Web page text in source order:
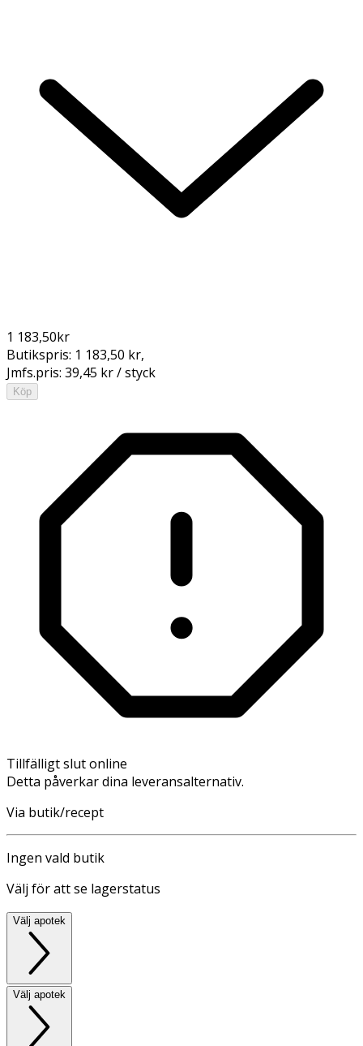
1 183,50kr
Butikspris: 1 183,50 kr,
Jmfs.pris: 39,45 kr / styck
Köp
Tillfälligt slut online
Detta påverkar dina leveransalternativ.
Via butik/recept
Ingen vald butik
Välj för att se lagerstatus
Välj apotek
Välj apotek